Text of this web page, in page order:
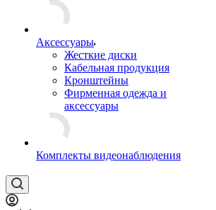
Аксессуары
Жесткие диски
Кабельная продукция
Кронштейны
Фирменная одежда и
аксессуары
Комплекты видеонаблюдения